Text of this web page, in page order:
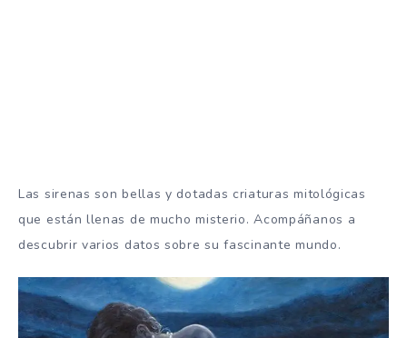
Las sirenas son bellas y dotadas criaturas mitológicas
que están llenas de mucho misterio. Acompáñanos a
descubrir varios datos sobre su fascinante mundo.